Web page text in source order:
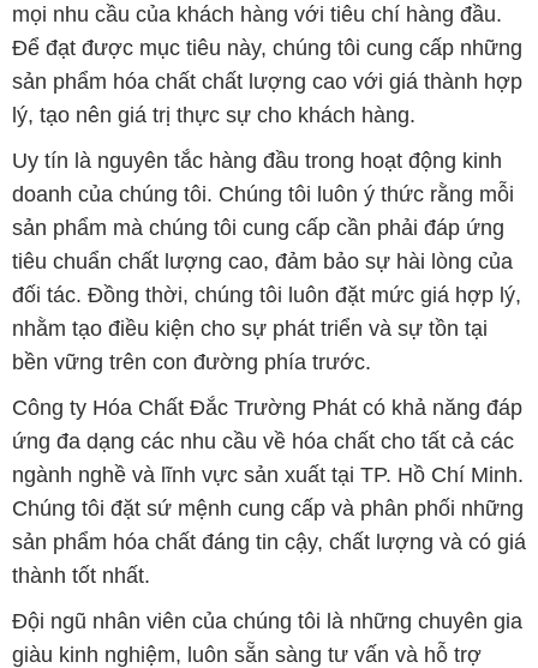
mọi nhu cầu của khách hàng với tiêu chí hàng đầu.
Để đạt được mục tiêu này, chúng tôi cung cấp những
sản phẩm hóa chất chất lượng cao với giá thành hợp
lý, tạo nên giá trị thực sự cho khách hàng.
Uy tín là nguyên tắc hàng đầu trong hoạt động kinh
doanh của chúng tôi. Chúng tôi luôn ý thức rằng mỗi
sản phẩm mà chúng tôi cung cấp cần phải đáp ứng
tiêu chuẩn chất lượng cao, đảm bảo sự hài lòng của
đối tác. Đồng thời, chúng tôi luôn đặt mức giá hợp lý,
nhằm tạo điều kiện cho sự phát triển và sự tồn tại
bền vững trên con đường phía trước.
Công ty Hóa Chất Đắc Trường Phát có khả năng đáp
ứng đa dạng các nhu cầu về hóa chất cho tất cả các
ngành nghề và lĩnh vực sản xuất tại TP. Hồ Chí Minh.
Chúng tôi đặt sứ mệnh cung cấp và phân phối những
sản phẩm hóa chất đáng tin cậy, chất lượng và có giá
thành tốt nhất.
Đội ngũ nhân viên của chúng tôi là những chuyên gia
giàu kinh nghiệm, luôn sẵn sàng tư vấn và hỗ trợ